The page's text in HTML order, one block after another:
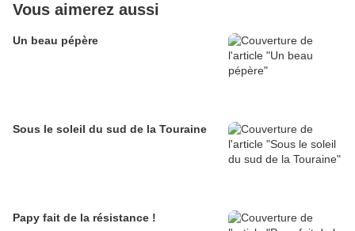
Vous aimerez aussi
Un beau pépère
Sous le soleil du sud de la Touraine
Papy fait de la résistance !